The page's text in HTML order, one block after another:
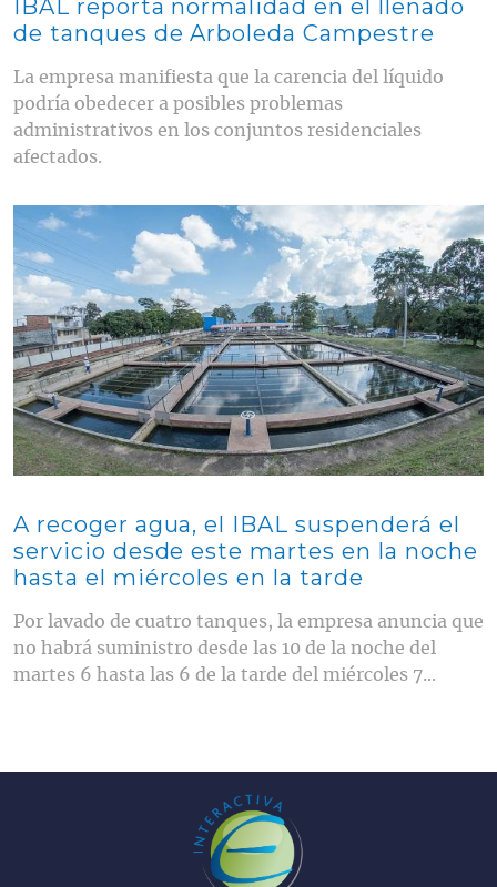
IBAL reporta normalidad en el llenado
de tanques de Arboleda Campestre
La empresa manifiesta que la carencia del líquido
podría obedecer a posibles problemas
administrativos en los conjuntos residenciales
afectados.
Contenido multimedia principal
A recoger agua, el IBAL suspenderá el
servicio desde este martes en la noche
hasta el miércoles en la tarde
Por lavado de cuatro tanques, la empresa anuncia que
no habrá suministro desde las 10 de la noche del
martes 6 hasta las 6 de la tarde del miércoles 7...